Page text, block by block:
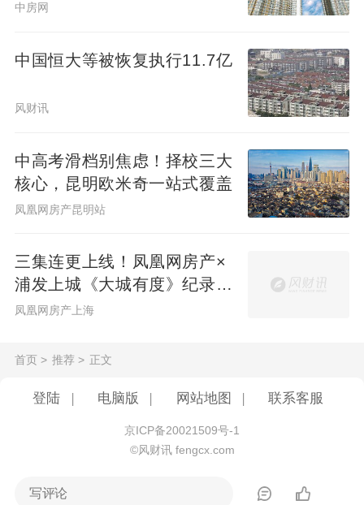
中房网
中国恒大等被恢复执行11.7亿
风财讯
中高考滑档别焦虑！择校三大
核心，昆明欧米奇一站式覆盖
凤凰网房产昆明站
三集连更上线！凤凰网房产×
浦发上城《大城有度》纪录片
见证一座百万方大城生长
凤凰网房产上海
首页 > 推荐 > 正文
登陆 电脑版 网站地图 联系客服
京ICP备20021509号-1
©风财讯 fengcx.com
写评论